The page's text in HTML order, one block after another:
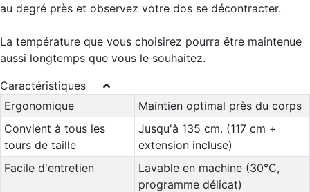
au degré près et observez votre dos se décontracter.
La température que vous choisirez pourra être maintenue
aussi longtemps que vous le souhaitez.
Caractéristiques
Ergonomique
Maintien optimal près du corps
Convient à tous les
tours de taille
Jusqu'à 135 cm. (117 cm +
extension incluse)
Facile d'entretien
Lavable en machine (30°C,
programme délicat)